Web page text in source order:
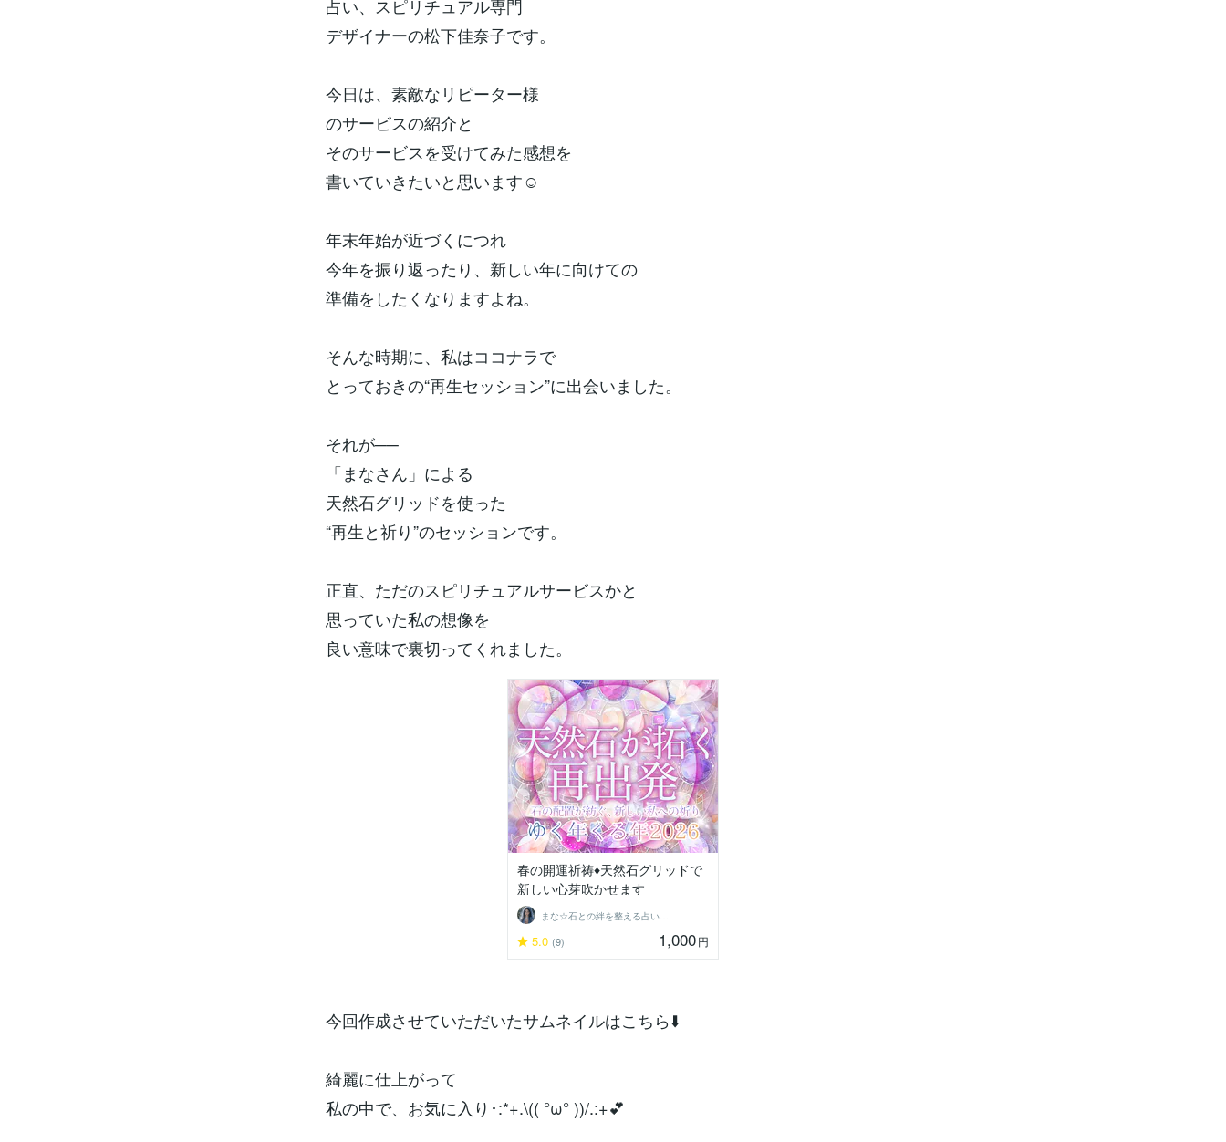
占い、スピリチュアル専門
デザイナーの松下佳奈子です。
今日は、素敵なリピーター様
のサービスの紹介と
そのサービスを受けてみた感想を
書いていきたいと思います☺️
年末年始が近づくにつれ
今年を振り返ったり、新しい年に向けての
準備をしたくなりますよね。
そんな時期に、私はココナラで
とっておきの“再生セッション”に出会いました。
それが──
「まなさん」による
天然石グリッドを使った
“再生と祈り”のセッションです。
正直、ただのスピリチュアルサービスかと
思っていた私の想像を
良い意味で裏切ってくれました。
春の開運祈祷♦天然石グリッドで
新しい心芽吹かせます
まな☆石との絆を整える占い師＆セラピスト
5.0 (9) 1,000円
今回作成させていただいたサムネイルはこちら⬇️
綺麗に仕上がって
私の中で、お気に入り･:*+.\(( °ω° ))/.:+💕